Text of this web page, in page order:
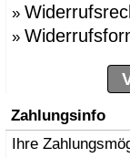
»
»
Zahlungsinfo
Ihre